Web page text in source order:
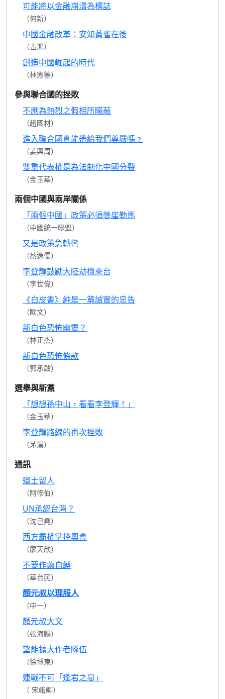
可能將以金融崩潰為標誌
（何新）
中國金融改革：安知黃雀在後
（古鴻）
創造中國崛起的時代
（林憲德）
參與聯合國的挫敗
不應為熱烈之假相所矇蔽
（趙國材）
進入聯合國真能帶給我們尊嚴嗎﹖
（姜興周）
雙重代表權是為法制化中國分裂
（金玉華）
兩個中國與兩岸關係
「兩個中國」政策必須懸崖勒馬
（中國統一聯盟）
又是政策急轉彎
（蔡逸儒）
李登輝鼓勵大陸劫機來台
（李世偉）
《白皮書》純是一篇誠實的忠告
（歐文）
新白色恐怖幽靈？
（林正杰）
新白色恐怖條款
（郭承啟）
選舉與新黨
「想想孫中山，看看李登輝！」
（金玉華）
李登輝路線的再次挫敗
（茅漢）
通訊
還土留人
（阿修伯）
UN承認台灣？
（沈己堯）
西方霸權掌控奧會
（廖天欣）
不要作繭自縛
（華台民）
顏元叔以理服人
（中一）
顏元叔大文
（張海鵬）
望能擴大作者隊伍
（徐博東）
連戰不可「逢君之惡」
（ 宋峨卿）